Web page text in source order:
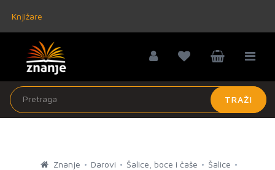
Knjižare
TRAŽI
Znanje Darovi Šalice, boce i čaše Šalice